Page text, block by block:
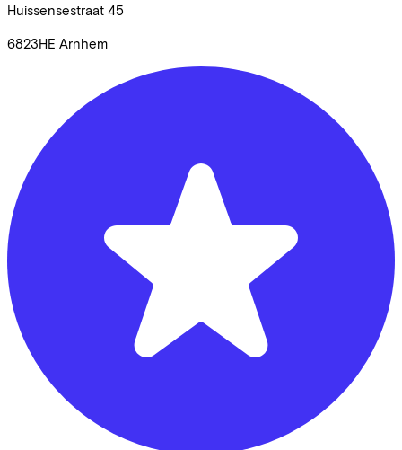
Huissensestraat 45
6823HE Arnhem